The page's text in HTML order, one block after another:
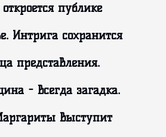
публике
Интрига сохранится
представления.
- всегда загадка.
выступит